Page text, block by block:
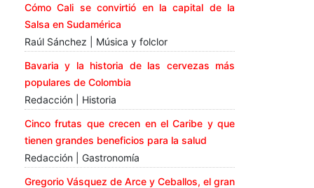
Cómo Cali se convirtió en la capital de la
Salsa en Sudamérica
Raúl Sánchez | Música y folclor
Bavaria y la historia de las cervezas más
populares de Colombia
Redacción | Historia
Cinco frutas que crecen en el Caribe y que
tienen grandes beneficios para la salud
Redacción | Gastronomía
Gregorio Vásquez de Arce y Ceballos, el gran